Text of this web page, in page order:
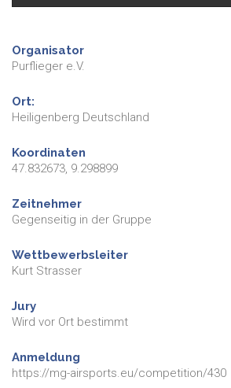
Organisator
Purflieger e.V.
Ort:
Heiligenberg Deutschland
Koordinaten
47.832673, 9.298899
Zeitnehmer
Gegenseitig in der Gruppe
Wettbewerbsleiter
Kurt Strasser
Jury
Wird vor Ort bestimmt
Anmeldung
https://mg-airsports.eu/competition/430